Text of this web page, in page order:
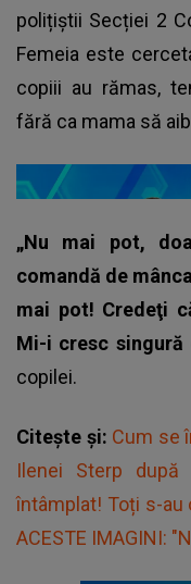
polițiștii Secției 2
Femeia este
copiii au rămas,
fără ca mama să
„Nu mai pot,
comandă de
mai pot! Credeţi
Mi-i cresc singură
copilei.
Citește și: Cum se
Ilenei Sterp după
întâmplat! Toți s-au
ACESTE IMAGINI: